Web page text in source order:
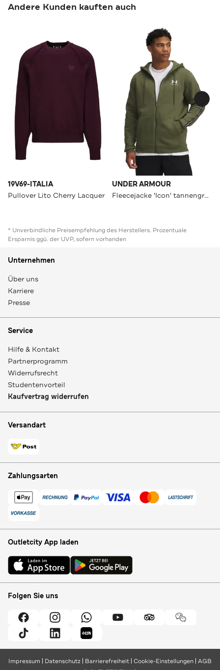
Andere Kunden kauften auch
19V69-ITALIA
Pullover Lito Cherry Lacquer
UNDER ARMOUR
Fleecejacke 'Icon' tannengrün
* Unverbindliche Preisempfehlung des Herstellers. Prozentuale
Ersparnis ggü. der UVP, sofern vorhanden
Unternehmen
Über uns
Karriere
Presse
Service
Hilfe & Kontakt
Partnerprogramm
Widerrufsrecht
Studentenvorteil
Kaufvertrag widerrufen
Versandart
Zahlungsarten
Outletcity App laden
Folgen Sie uns
Impressum Datenschutz Barrierefreiheit Cookie-Einstellungen AGB